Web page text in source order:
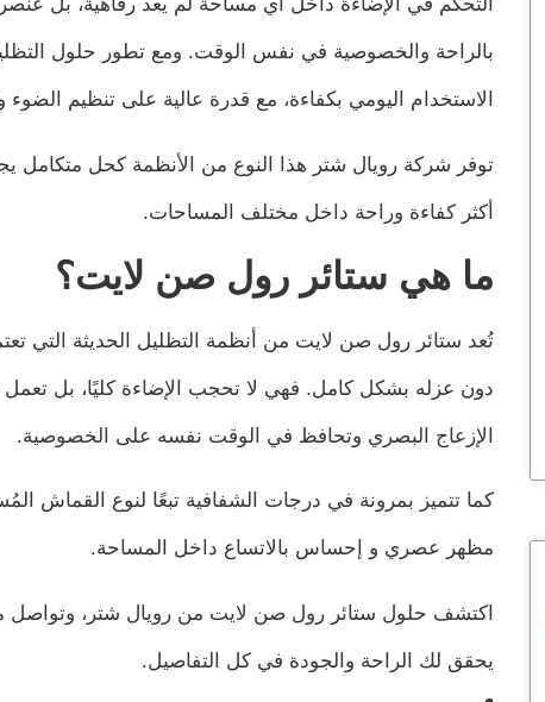
بالراحة والخصوصية في نفس الوقت. ومع تطور حلول
الاستخدام اليومي بكفاءة، مع قدرة عالية على تنظيم الضوء
توفر شركة رويال شتر هذا النوع من الأنظمة كحل متكامل
أكثر كفاءة وراحة داخل مختلف المساحات.
ما هي ستائر رول صن لايت؟
تُعد ستائر رول صن لايت من أنظمة التظليل الحديثة التي
دون عزله بشكل كامل. فهي لا تحجب الإضاءة كليًا، بل
الإزعاج البصري وتحافظ في الوقت نفسه على الخصوصية.
كما تتميز بمرونة في درجات الشفافية تبعًا لنوع القماش
مظهر عصري و إحساس بالاتساع داخل المساحة.
اكتشف حلول ستائر رول صن لايت من رويال شتر، وتواصل
يحقق لك الراحة والجودة في كل التفاصيل.